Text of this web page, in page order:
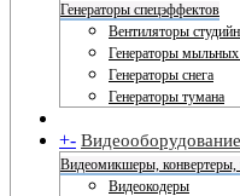
Генераторы спецэффектов
Вентиляторы
Генераторы
Генераторы снега
Генераторы тумана
+- Видеооборудование
Видеомикшеры,
Видеокодеры